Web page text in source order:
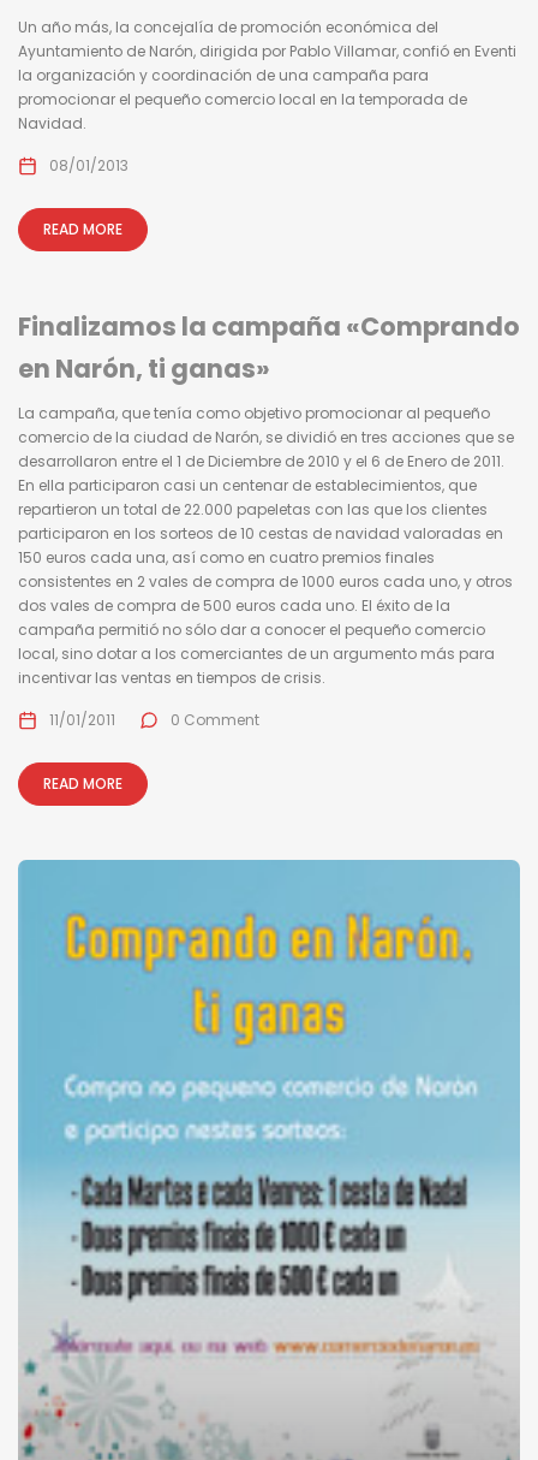
Un año más, la concejalía de promoción económica del
Ayuntamiento de Narón, dirigida por Pablo Villamar, confió en Eventi
la organización y coordinación de una campaña para
promocionar el pequeño comercio local en la temporada de
Navidad.
08/01/2013
READ MORE
Finalizamos la campaña «Comprando
en Narón, ti ganas»
La campaña, que tenía como objetivo promocionar al pequeño
comercio de la ciudad de Narón, se dividió en tres acciones que se
desarrollaron entre el 1 de Diciembre de 2010 y el 6 de Enero de 2011.
En ella participaron casi un centenar de establecimientos, que
repartieron un total de 22.000 papeletas con las que los clientes
participaron en los sorteos de 10 cestas de navidad valoradas en
150 euros cada una, así como en cuatro premios finales
consistentes en 2 vales de compra de 1000 euros cada uno, y otros
dos vales de compra de 500 euros cada uno. El éxito de la
campaña permitió no sólo dar a conocer el pequeño comercio
local, sino dotar a los comerciantes de un argumento más para
incentivar las ventas en tiempos de crisis.
11/01/2011 0 Comment
READ MORE